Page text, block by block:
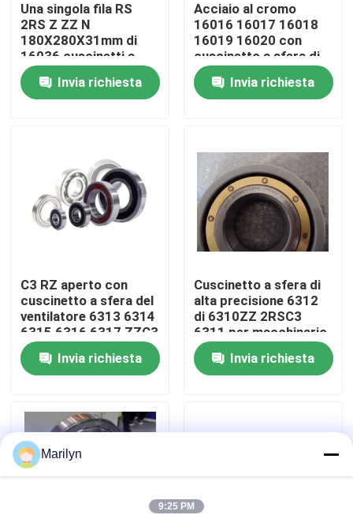
Casa
Circa noi
Giro della fabbrica
Contattici
Notizie
Cuscinetto a rulli conici
Cuscinetto a rulli sferico
Una singola fila RS
2RS Z ZZ N
180X280X31mm di
16036 cuscinetti a
sfera sottili della
parete MC3Invia richiesta
Acciaio al cromo
16016 16017 16018
16019 16020 con
cuscinetto a sfera di
GCr15
Invia richiesta
C3 RZ aperto con
cuscinetto a sfera del
ventilatore 6313 6314
6315 6316 6317 ZZC3
2RS
Invia richiesta
Cuscinetto a sfera di
alta precisione 6312
di 6310ZZ 2RSC3
6311 per macchinario
agricolo
Invia richiesta
Marilyn
9:25 PM